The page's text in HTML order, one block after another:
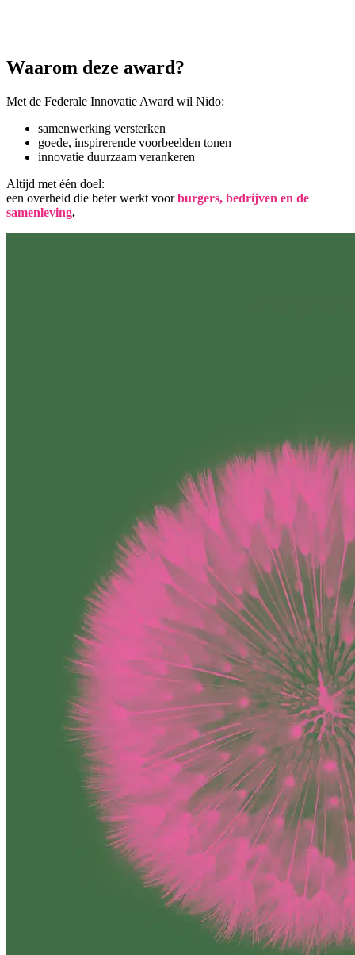
Waarom deze award?
Met de Federale Innovatie Award wil Nido:
samenwerking versterken
goede, inspirerende voorbeelden tonen
innovatie duurzaam verankeren
Altijd met één doel:
een overheid die beter werkt voorburgers, bedrijven en de
samenleving.